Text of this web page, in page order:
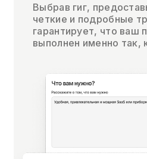
Выбрав гиг,
четкие и подробные
гарантирует, что ваш
выполнен именно так,